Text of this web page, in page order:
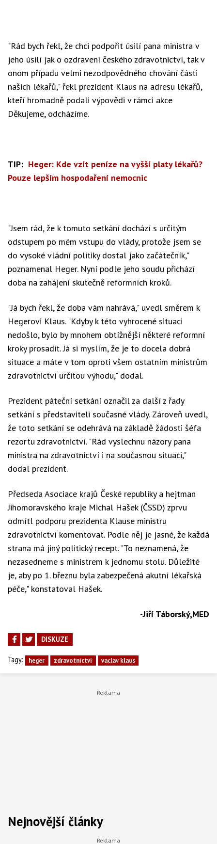
"Rád bych řekl, že chci podpořit úsilí pana ministra v
jeho úsilí jak o ozdravení českého zdravotnictví, tak v
onom případu velmi nezodpovědného chování části
našich lékařů," řekl prezident Klaus na adresu lékařů,
kteří hromadně podali výpovědi v rámci akce
Děkujeme, odcházíme.
TIP: Heger: Kde vzít peníze na vyšší platy lékařů?
Pouze lepším hospodaření nemocnic
"Jsem rád, že k tomuto setkání dochází s určitým
odstupem po mém vstupu do vlády, protože jsem se
do vysoké vládní politiky dostal jako začátečník,"
poznamenal Heger. Nyní podle jeho soudu přichází
doba na zahájení skutečně reformních kroků.
"Já bych řekl, že doba vám nahrává," uvedl směrem k
Hegerovi Klaus. "Kdyby k této vyhrocené situaci
nedošlo, bylo by mnohem obtížnější některé reformní
kroky prosadit. Já si myslím, že je to docela dobrá
situace a máte v tom oproti všem ostatním ministrům
zdravotnictví určitou výhodu," dodal.
Prezident páteční setkání označil za další z řady
setkání s představiteli současné vlády. Zároveň uvedl,
že toto setkání se odehrává na základě žádosti šéfa
rezortu zdravotnictví. "Rád vyslechnu názory pana
ministra na zdravotnictví i na současnou situaci,"
dodal prezident.
Předseda Asociace krajů České republiky a hejtman
Jihomoravského kraje Michal Hašek (ČSSD) zprvu
odmítl podporu prezidenta Klause ministru
zdravotnictví komentovat. Podle něj je jasné, že každá
strana má jiný politický recept. "To neznamená, že
nezasedneme s ministrem k jednomu stolu. Důležité
je, aby po 1. březnu byla zabezpečená akutní lékařská
péče," konstatoval Hašek.
-Jiří Táborský,MED
DISKUZE
Tagy: heger zdravotnictví vaclav klaus
Nejnovější články